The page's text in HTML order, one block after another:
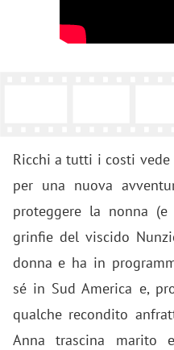
Ricchi a tutti i costi
per una nuova
proteggere la nonna
grinfie del viscido
donna e ha in
sé in Sud America e,
qualche recondito
Anna trascina